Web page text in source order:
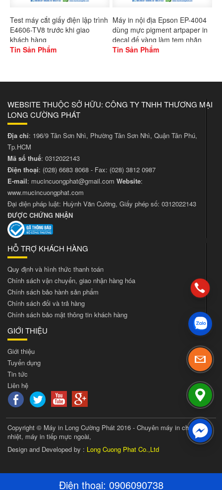
Điện thoại: 0906090738
Test máy cắt giấy điện lập trình
E4606-TV8 trước khi giao
khách hàng
Tin Sản Phẩm
Máy in nội địa Epson EP-4004
dùng mực pigment artpaper in
decal đế vàng làm tem nhãn
Tin Sản Phẩm
WEBSITE THUỘC SỞ HỮU: CÔNG TY TNHH THƯƠNG MẠI
LONG CƯỜNG PHÁT
Địa chỉ: 196/9 Tân Sơn Nhì, Phường Tân Sơn Nhì, Quận Tân Phú,
Tp.HCM
Mã số thuế: 0312022143
Điện thoại: (028) 6683 8068 - Fax: (028) 3812 0987
E-mail: mucincuongphat@gmail.com Website:
www.mucincuongphat.com
Đại diện pháp luật: Huỳnh Văn Cường, Giấy phép số: 0312022143
ĐƯỢC CHỨNG NHẬN
HỖ TRỢ KHÁCH HÀNG
Quy định và hình thức thanh toán
Chính sách vận chuyển, giao nhận hàng hóa
Chính sách bảo hành sản phẩm
Chính sách đổi và trả hàng
Chính sách bảo mật thông tin khách hàng
GIỚI THIỆU
Giới thiệu
Tuyển dụng
Tin tức
Liên hệ
Copyright © Máy in Long Cường Phát 2016 - Chuyên máy in chuyển
nhiệt, máy in tiếp mực ngoài,
Design and Developed by : Long Cuong Phat Co.,Ltd